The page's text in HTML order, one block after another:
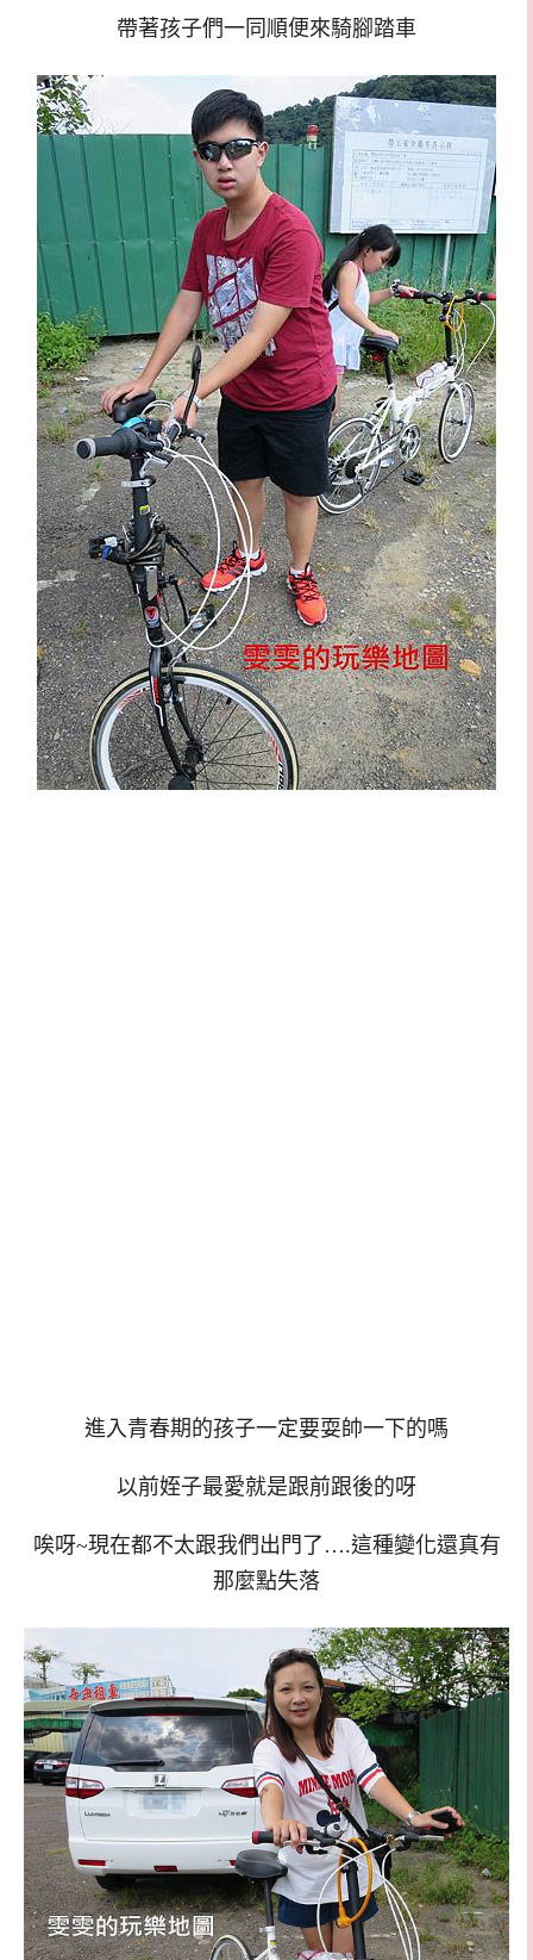
帶著孩子們一同順便來騎腳踏車
進入青春期的孩子一定要耍帥一下的嗎
以前姪子最愛就是跟前跟後的呀
唉呀~現在都不太跟我們出門了….這種變化還真有
那麼點失落